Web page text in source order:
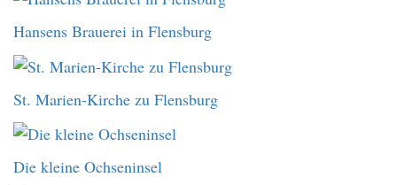
Hansens Brauerei in Flensburg
St. Marien-Kirche zu Flensburg
Die kleine Ochseninsel